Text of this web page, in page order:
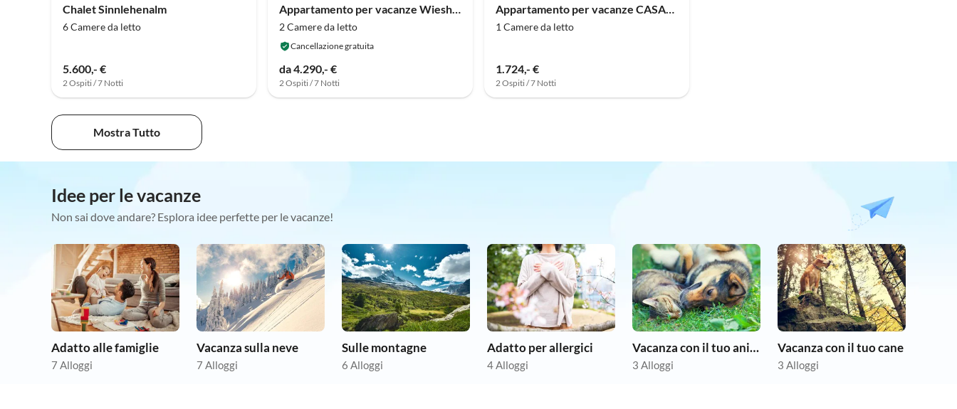
Chalet Sinnlehenalm
6 Camere da letto
5.600,- €
2 Ospiti / 7 Notti
Appartamento per vacanze Wieshofgut
2 Camere da letto
Cancellazione gratuita
da 4.290,- €
2 Ospiti / 7 Notti
Appartamento per vacanze CASAMARAI
1 Camere da letto
1.724,- €
2 Ospiti / 7 Notti
Mostra Tutto
Idee per le vacanze
Non sai dove andare? Esplora idee perfette per le vacanze!
Adatto alle famiglie
7 Alloggi
Vacanza sulla neve
7 Alloggi
Sulle montagne
6 Alloggi
Adatto per allergici
4 Alloggi
Vacanza con il tuo animale domestico
3 Alloggi
Vacanza con il tuo cane
3 Alloggi